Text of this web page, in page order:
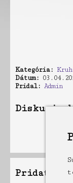
Kategória:
Dátum:
Pridal: Admin
Diskusia
Pridať